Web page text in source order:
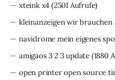
xteink x4 (2501 Aufrufe)
kleinanzeigen wir
navidrome mein eigenes
amigaos 3 2 3 update (1880
open printer open source